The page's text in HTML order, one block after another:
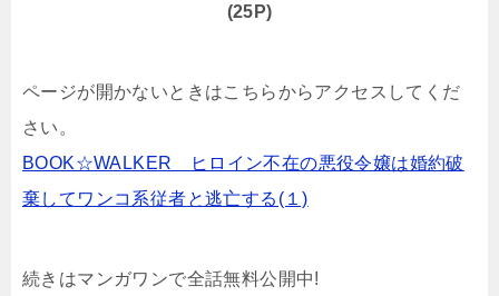
(25P)
ページが開かないときはこちらからアクセスしてくだ
さい。
BOOK☆WALKER ヒロイン不在の悪役令嬢は婚約破
棄してワンコ系従者と逃亡する(１)
続きはマンガワンで全話無料公開中!